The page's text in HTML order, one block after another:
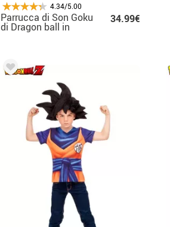
4.34/5.00
Parrucca di Son Goku
di Dragon ball in
scatola per bambino
34.99€